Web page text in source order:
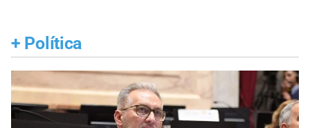
+ Política